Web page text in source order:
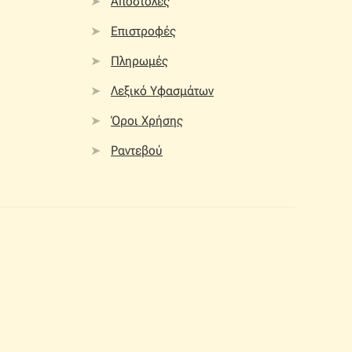
Επιστροφές
Πληρωμές
Λεξικό Υφασμάτων
Όροι Χρήσης
Ραντεβού